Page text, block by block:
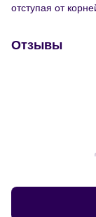
отступая от
Отзывы